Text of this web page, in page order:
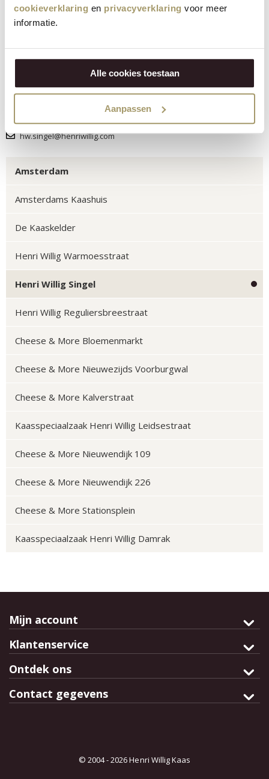
cookieverklaring en privacyverklaring voor meer
informatie.
Alle cookies toestaan
Aanpassen
Amsterdam
Amsterdams Kaashuis
De Kaaskelder
Henri Willig Warmoesstraat
Henri Willig Singel
Henri Willig Reguliersbreestraat
Cheese & More Bloemenmarkt
Cheese & More Nieuwezijds Voorburgwal
Cheese & More Kalverstraat
Kaasspeciaalzaak Henri Willig Leidsestraat
Cheese & More Nieuwendijk 109
Cheese & More Nieuwendijk 226
Cheese & More Stationsplein
Kaasspeciaalzaak Henri Willig Damrak
Openingstijden
Dagelijks 9:30 - 18:30.
Singel 484
1017 AW Amsterdam
Contactgegevens
hw.singel@henriwillig.com
Mijn account
Klantenservice
Ontdek ons
Contact gegevens
© 2004 - 2026 Henri Willig Kaas